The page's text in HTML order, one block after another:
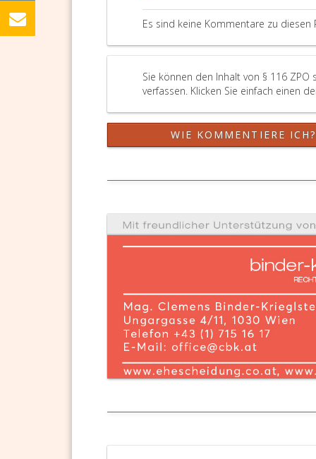
Es sind keine Kommentare zu diesen
Sie können den Inhalt von § 116
verfassen. Klicken Sie einfach einen
WIE KOMMENTIERE ICH?